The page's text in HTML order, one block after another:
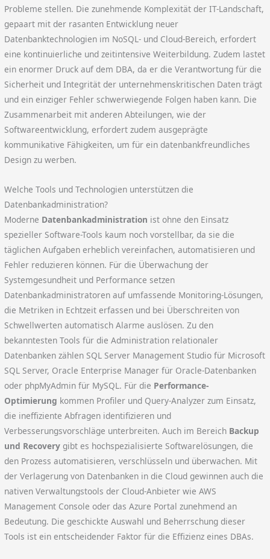
Probleme stellen. Die zunehmende Komplexität der IT-Landschaft,
gepaart mit der rasanten Entwicklung neuer
Datenbanktechnologien im NoSQL- und Cloud-Bereich, erfordert
eine kontinuierliche und zeitintensive Weiterbildung. Zudem lastet
ein enormer Druck auf dem DBA, da er die Verantwortung für die
Sicherheit und Integrität der unternehmenskritischen Daten trägt
und ein einziger Fehler schwerwiegende Folgen haben kann. Die
Zusammenarbeit mit anderen Abteilungen, wie der
Softwareentwicklung, erfordert zudem ausgeprägte
kommunikative Fähigkeiten, um für ein datenbankfreundliches
Design zu werben.
Welche Tools und Technologien unterstützen die
Datenbankadministration?
Moderne Datenbankadministration ist ohne den Einsatz
spezieller Software-Tools kaum noch vorstellbar, da sie die
täglichen Aufgaben erheblich vereinfachen, automatisieren und
Fehler reduzieren können. Für die Überwachung der
Systemgesundheit und Performance setzen
Datenbankadministratoren auf umfassende Monitoring-Lösungen,
die Metriken in Echtzeit erfassen und bei Überschreiten von
Schwellwerten automatisch Alarme auslösen. Zu den
bekanntesten Tools für die Administration relationaler
Datenbanken zählen SQL Server Management Studio für Microsoft
SQL Server, Oracle Enterprise Manager für Oracle-Datenbanken
oder phpMyAdmin für MySQL. Für die Performance-
Optimierung kommen Profiler und Query-Analyzer zum Einsatz,
die ineffiziente Abfragen identifizieren und
Verbesserungsvorschläge unterbreiten. Auch im Bereich Backup
und Recovery gibt es hochspezialisierte Softwarelösungen, die
den Prozess automatisieren, verschlüsseln und überwachen. Mit
der Verlagerung von Datenbanken in die Cloud gewinnen auch die
nativen Verwaltungstools der Cloud-Anbieter wie AWS
Management Console oder das Azure Portal zunehmend an
Bedeutung. Die geschickte Auswahl und Beherrschung dieser
Tools ist ein entscheidender Faktor für die Effizienz eines DBAs.